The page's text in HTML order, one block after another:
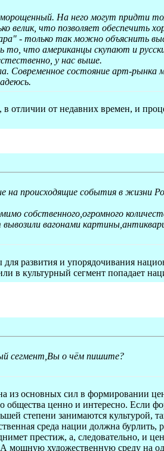
На него могут придти
что позволяет обеспечить
- только так можно объяснить
что американцы скупают и
у нас выше.
Современное состояние арт-рынка
отличии от недавних времен, и
на происходящие события в жизни
собственного,огромного
вагонами
развития и упорядочивания
в культурный сегмент попадает
сегмент,Вы о чём пишите?
из основных сил в формировании
общества ценно и интересно. Если
степени занимаются культурой,
среда нации должна бурлить,
престиж, а, следовательно, и
мощную художественную среду на